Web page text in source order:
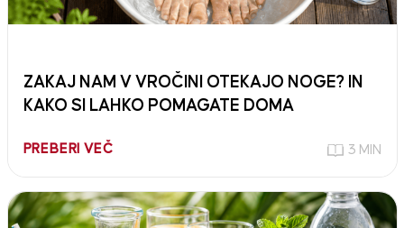
ZAKAJ NAM V VROČINI OTEKAJO NOGE? IN
KAKO SI LAHKO POMAGATE DOMA
PREBERI VEČ 3 MIN